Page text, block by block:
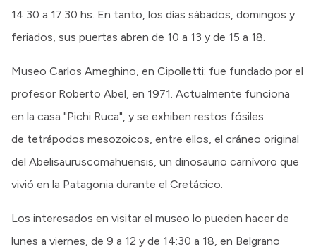
14:30 a 17:30 hs. En tanto, los días sábados, domingos y
feriados, sus puertas abren de 10 a 13 y de 15 a 18.
Museo Carlos Ameghino, en Cipolletti: fue fundado por el
profesor Roberto Abel, en 1971. Actualmente funciona
en la casa "Pichi Ruca", y se exhiben restos fósiles
de tetrápodos mesozoicos, entre ellos, el cráneo original
del Abelisauruscomahuensis, un dinosaurio carnívoro que
vivió en la Patagonia durante el Cretácico.
Los interesados en visitar el museo lo pueden hacer de
lunes a viernes, de 9 a 12 y de 14:30 a 18, en Belgrano